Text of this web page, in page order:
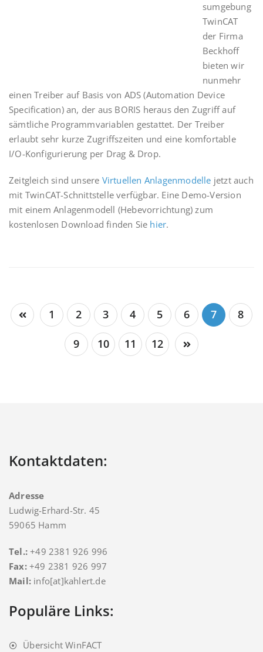
sumgebung
TwinCAT
der Firma
Beckhoff
bieten wir
nunmehr
einen Treiber auf Basis von ADS (Automation Device
Specification) an, der aus BORIS heraus den Zugriff auf
sämtliche Programmvariablen gestattet. Der Treiber
erlaubt sehr kurze Zugriffszeiten und eine komfortable
I/O-Konfigurierung per Drag & Drop.
Zeitgleich sind unsere Virtuellen Anlagenmodelle jetzt auch
mit TwinCAT-Schnittstelle verfügbar. Eine Demo-Version
mit einem Anlagenmodell (Hebevorrichtung) zum
kostenlosen Download finden Sie hier.
1 2 3 4 5 6 7 8
9 10 11 12
Kontaktdaten:
Adresse
Ludwig-Erhard-Str. 45
59065 Hamm
Tel.:+49 2381 926 996
Fax: +49 2381 926 997
Mail: info[at]kahlert.de
Populäre Links:
Übersicht WinFACT